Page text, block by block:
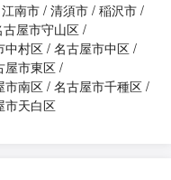
江南市 清須市 稲沢市
古屋市守山区
中村区 名古屋市中区
屋市東区
市南区 名古屋市千種区
市天白区